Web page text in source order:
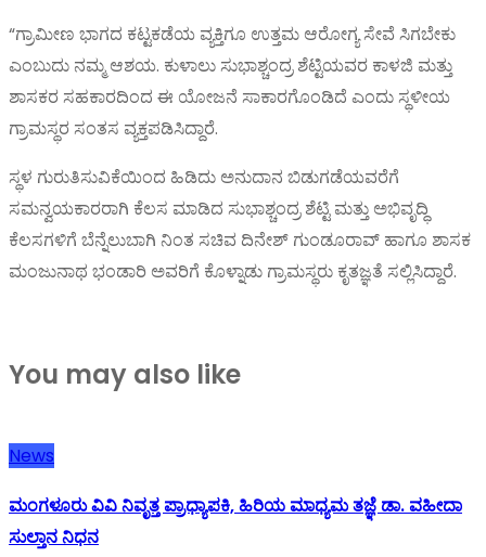
“ಗ್ರಾಮೀಣ ಭಾಗದ ಕಟ್ಟಕಡೆಯ ವ್ಯಕ್ತಿಗೂ ಉತ್ತಮ ಆರೋಗ್ಯ ಸೇವೆ ಸಿಗಬೇಕು
ಎಂಬುದು ನಮ್ಮ ಆಶಯ. ಕುಳಾಲು ಸುಭಾಶ್ಚಂದ್ರ ಶೆಟ್ಟಿಯವರ ಕಾಳಜಿ ಮತ್ತು
ಶಾಸಕರ ಸಹಕಾರದಿಂದ ಈ ಯೋಜನೆ ಸಾಕಾರಗೊಂಡಿದೆ ಎಂದು ಸ್ಥಳೀಯ
ಗ್ರಾಮಸ್ಥರ ಸಂತಸ ವ್ಯಕ್ತಪಡಿಸಿದ್ದಾರೆ.
ಸ್ಥಳ ಗುರುತಿಸುವಿಕೆಯಿಂದ ಹಿಡಿದು ಅನುದಾನ ಬಿಡುಗಡೆಯವರೆಗೆ
ಸಮನ್ವಯಕಾರರಾಗಿ ಕೆಲಸ ಮಾಡಿದ ಸುಭಾಶ್ಚಂದ್ರ ಶೆಟ್ಟಿ ಮತ್ತು ಅಭಿವೃದ್ಧಿ
ಕೆಲಸಗಳಿಗೆ ಬೆನ್ನೆಲುಬಾಗಿ ನಿಂತ ಸಚಿವ ದಿನೇಶ್ ಗುಂಡೂರಾವ್ ಹಾಗೂ ಶಾಸಕ
ಮಂಜುನಾಥ ಭಂಡಾರಿ ಅವರಿಗೆ ಕೊಳ್ನಾಡು ಗ್ರಾಮಸ್ಥರು ಕೃತಜ್ಞತೆ ಸಲ್ಲಿಸಿದ್ದಾರೆ.
You may also like
News
ಮಂಗಳೂರು ವಿವಿ ನಿವೃತ್ತ ಪ್ರಾಧ್ಯಾಪಕಿ, ಹಿರಿಯ ಮಾಧ್ಯಮ ತಜ್ಞೆ ಡಾ. ವಹೀದಾ
ಸುಲ್ತಾನ ನಿಧನ